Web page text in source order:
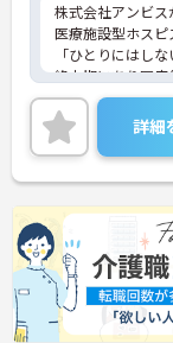
株式会社アンビ
医療施設型ホス
「ひとりにはし
終末期にあり医
医療を支える社
す。現場には看護
時の対応や医療
者研修や実務者
の生活を支える
で情報を共有し
連携の体制がし
では、夜勤明け
か、月平均の残
り少なめです。
を超えているた
らかじめ決めら
詳細